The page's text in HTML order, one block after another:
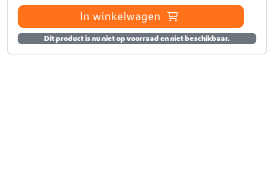
In winkelwagen
Dit product is nu niet op voorraad en niet beschikbaar.